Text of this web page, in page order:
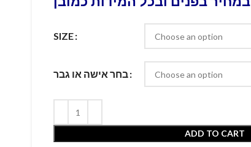
SIZE
בחר אישה או גבר
ADD TO CART